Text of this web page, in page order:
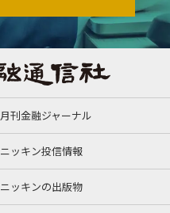
月刊金融ジャーナル
ニッキン投信情報
ニッキンの出版物